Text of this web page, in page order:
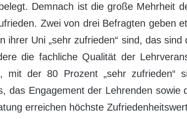
Demnach ist die große Mehrheit
Zwei von drei Befragten geben
ihrer Uni „sehr zufrieden“ sind, das sind
die fachliche Qualität der
mit der 80 Prozent „sehr zufrieden“
das Engagement der Lehrenden sowie
erreichen höchste